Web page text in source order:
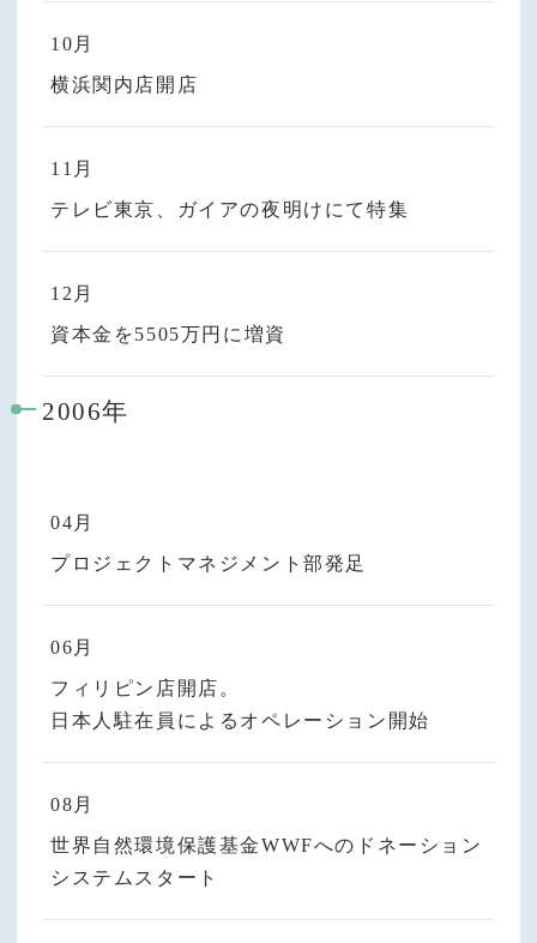
10月
横浜関内店開店
11月
テレビ東京、ガイアの夜明けにて特集
12月
資本金を5505万円に増資
2006年
04月
プロジェクトマネジメント部発足
06月
フィリピン店開店。
日本人駐在員によるオペレーション開始
08月
世界自然環境保護基金WWFへのドネーション
システムスタート